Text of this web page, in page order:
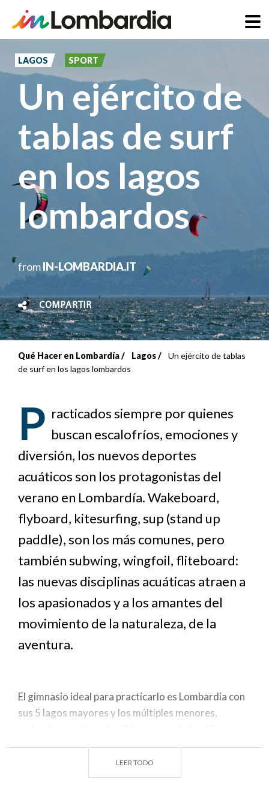
contenido
LAGOS SPORT
Un ejército de
tablas de surf
en los lagos
lombardos
fromIN-LOMBARDIA.IT
COMPARTIR
Sobrescribir
de
ayuda
a
la
navegación
Qué Hacer en Lombardía Lagos
Un ejército de tablas
de surf en los lagos lombardos
P racticados siempre por quienes
buscan escalofríos, emociones y
diversión, los nuevos deportes
acuáticos son los protagonistas del
verano en Lombardía. Wakeboard,
flyboard, kitesurfing, sup (stand up
paddle), son los más comunes, pero
también subwing, wingfoil, fliteboard:
las nuevas disciplinas acuáticas atraen a
los apasionados y a los amantes del
movimiento de la naturaleza, de la
aventura.
El gimnasio ideal para practicarlo es Lombardía con
sus 5 lagos mayores y los múltiples menores,
agitados por las brisas del norte.
LEER TODO